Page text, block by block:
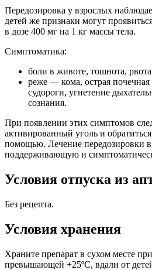
Передозировка у взрослых
детей же признаки могут
в дозе 400 мг на 1 кг массы тела.
Симптоматика:
боли в животе, тошнота,
реже — кома, острая почечная
судороги, угнетение
сознания.
При появлении этих симптомов
активированный уголь и
помощью. Лечение передозировки
поддерживающую и
Условия отпуска из
Без рецепта.
Условия хранения
Храните препарат в сухом месте
превышающей +25ºС, вдали от